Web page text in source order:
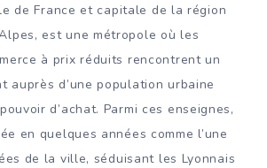
de France et capitale de la région
est une métropole où les
à prix réduits rencontrent un
auprès d’une population urbaine
d’achat. Parmi ces enseignes,
en quelques années comme l’une
de la ville, séduisant les Lyonnais